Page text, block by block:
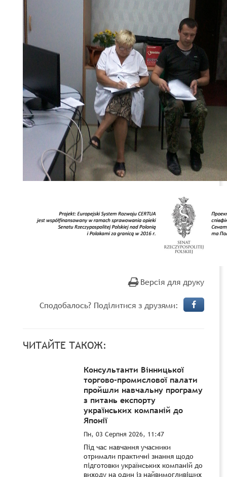
Версія для друку
Сподобалось? Поділитися з друзями:
ЧИТАЙТЕ ТАКОЖ:
Консультанти Вінницької
торгово-промислової палати
пройшли навчальну програму
з питань експорту
українських компаній до
Японії
Пн, 03 Серпня 2026, 11:47
Під час навчання учасники
отримали практичні знання щодо
підготовки українських компаній до
виходу на один із найвимогливіших